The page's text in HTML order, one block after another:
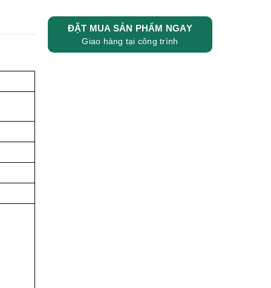
ĐẶT MUA SẢN PHẨM NGAY
Giao hàng tại công trình